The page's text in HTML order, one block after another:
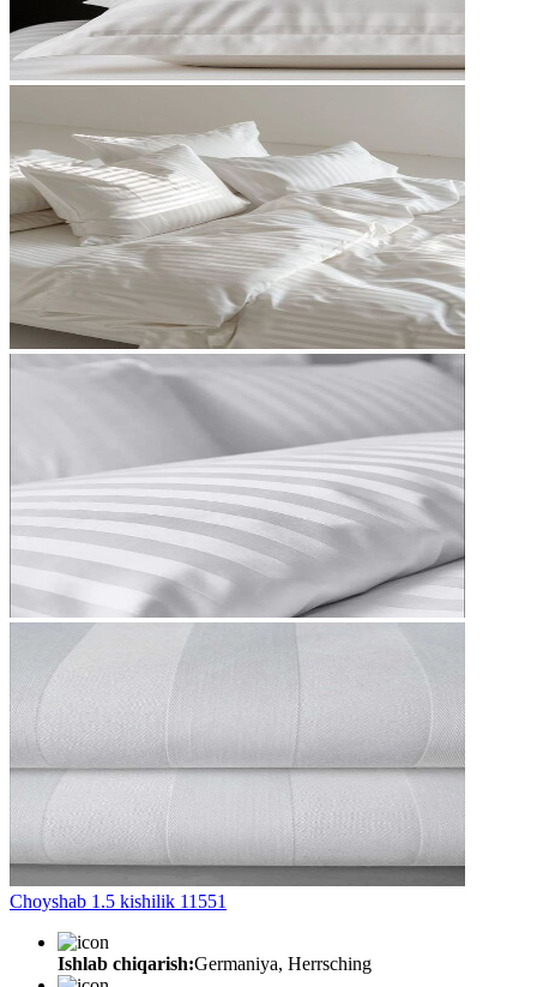
Choyshab 1.5 kishilik 11551
Ishlab chiqarish:Germaniya, Herrsching